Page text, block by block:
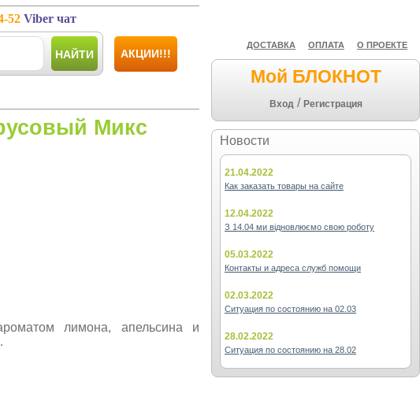
ДОСТАВКА ОПЛАТА О ПРОЕКТЕ
Мой БЛОКНОТ
Вход / Регистрация
Новости
21.04.2022
Как заказать товары на сайте
12.04.2022
З 14.04 ми відновлюємо свою роботу
05.03.2022
Контакты и адреса служб помощи
02.03.2022
Ситуация по состоянию на 02.03
28.02.2022
Ситуация по состоянию на 28.02
52 Viber чат
НАЙТИ АКЦИИ!!!
Микс
лимона, апельсина и